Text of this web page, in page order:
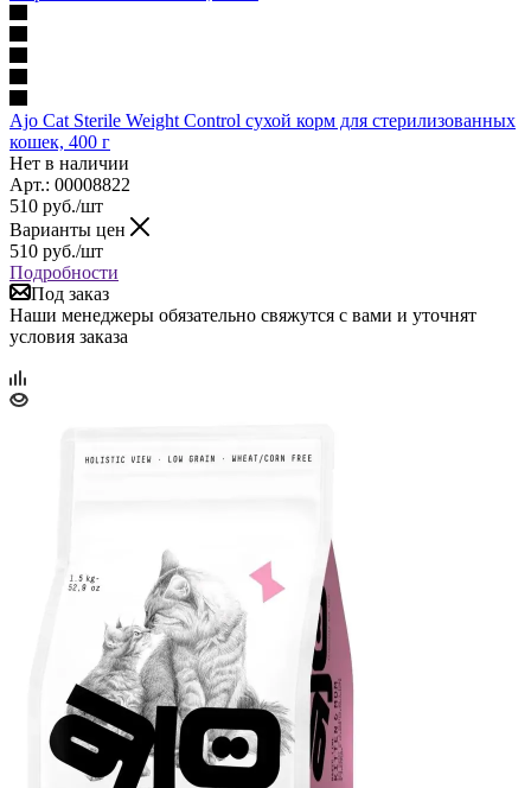
Ajo Cat Sterile Weight Control сухой корм для стерилизованных
кошек, 400 г
Нет в наличии
Арт.: 00008822
510 руб./шт
Варианты цен
510 руб./шт
Подробности
Под заказ
Наши менеджеры обязательно свяжутся с вами и уточнят
условия заказа